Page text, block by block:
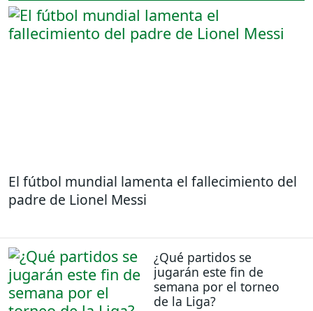
El fútbol mundial lamenta el fallecimiento del
padre de Lionel Messi
¿Qué partidos se
jugarán este fin de
semana por el torneo
de la Liga?